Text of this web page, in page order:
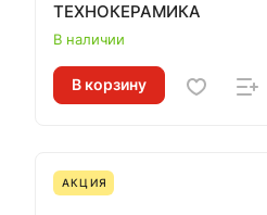
ТЕХНОКЕРАМИКА
В наличии
В корзину
АКЦИЯ